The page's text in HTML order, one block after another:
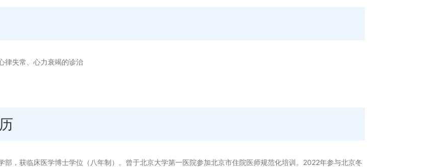
律失常、心力衰竭的诊治
部，获临床医学博士学位（八年制）。曾于北京大学第一医院参加北京市住院医师规范化培训。2022年参与北京冬